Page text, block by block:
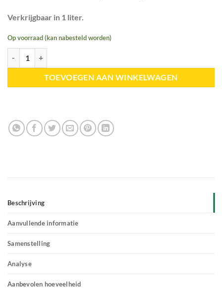
Verkrijgbaar in 1 liter.
Op voorraad (kan nabesteld worden)
TOEVOEGEN AAN WINKELWAGEN
Beschrijving
Aanvullende informatie
Samenstelling
Analyse
Aanbevolen hoeveelheid